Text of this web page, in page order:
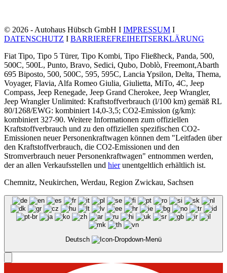
© 2026 - Autohaus Hübsch GmbH I IMPRESSUM I
DATENSCHUTZ I BARRIEREFREIHEITSERKLÄRUNG
Fiat Tipo, Tipo 5 Türer, Tipo Kombi, Tipo Fließheck, Panda, 500,
500C, 500L, Punto, Bravo, Sedici, Qubo, Doblò, Freemont,Abarth
695 Biposto, 500, 500C, 595, 595C, Lancia Ypsilon, Delta, Thema,
Voyager, Flavia, Alfa Romeo Giulia, Giulietta, MiTo, 4C, Jeep
Compass, Jeep Renegade, Jeep Grand Cherokee, Jeep Wrangler,
Jeep Wrangler Unlimited: Kraftstoffverbrauch (l/100 km) gemäß RL
80/1268/EWG: kombiniert 14,0-3,5; CO2-Emission (g/km):
kombiniert 327-90. Weitere Informationen zum offiziellen
Kraftstoffverbrauch und zu den offiziellen spezifischen CO2-
Emissionen neuer Personenkraftwagen können dem "Leitfaden über
den Kraftstoffverbrauch, die CO2-Emissionen und den
Stromverbrauch neuer Personenkraftwagen" entnommen werden,
der an allen Verkaufsstellen und hierunentgeltlich erhältlich ist.
Chemnitz, Neukirchen, Werdau, Region Zwickau, Sachsen
Deutsch